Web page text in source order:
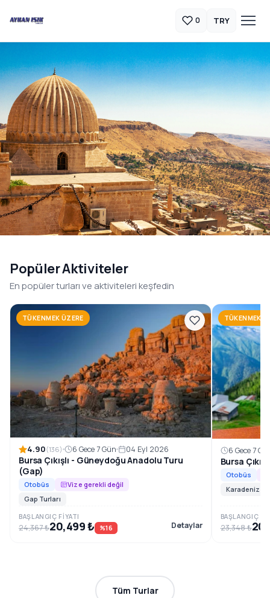
0 TRY
1996’dan beri, Güneydoğu Anadolu’nun en özel rotalarını
konforlu ve planlı tur programlarıyla sizlerle
buluşturuyoruz.
Rezervasyon ve Bilgi
Popüler Aktiviteler
En popüler turları ve aktiviteleri keşfedin
TÜKENMEK ÜZERE
4.90(136) 6 Gece 7 Gün 04 Eyl 2026
Bursa Çıkışlı - Güneydoğu Anadolu Turu
(Gap)
Otobüs
Vize gerekli değil
Gap Turları
BAŞLANGIÇ FIYATI
24,367 ₺20,499 ₺ %16 Detaylar
TÜKENMEK
6 Gece 7
Bursa
Otobüs
Karadeniz
BAŞLANGIÇ
23,348 ₺
Tüm Turlar